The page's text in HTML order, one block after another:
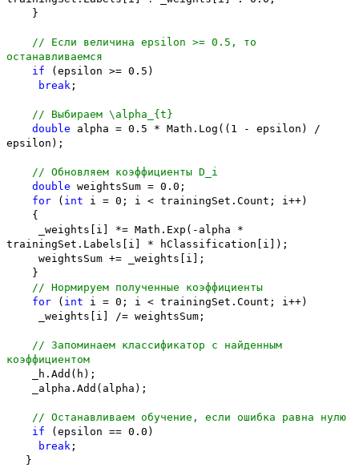
}
// Если величина epsilon >= 0.5, то
останавливаемся
if (epsilon >= 0.5)
break ;
// Выбираем \alpha_{t}
double alpha = 0.5 * Math.Log((1 - epsilon) /
epsilon);
// Обновляем коэффициенты D_i
double weightsSum = 0.0;
for ( int i = 0; i < trainingSet.Count; i++)
{
_weights[i] *= Math.Exp(-alpha *
trainingSet.Labels[i] * hClassification[i]);
weightsSum += _weights[i];
}
// Нормируем полученные коэффициенты
for ( int i = 0; i < trainingSet.Count; i++)
_weights[i] /= weightsSum;
// Запоминаем классификатор с найденным
коэффициентом
_h.Add(h);
_alpha.Add(alpha);
// Останавливаем обучение, если ошибка равна нулю
if (epsilon == 0.0)
break ;
}